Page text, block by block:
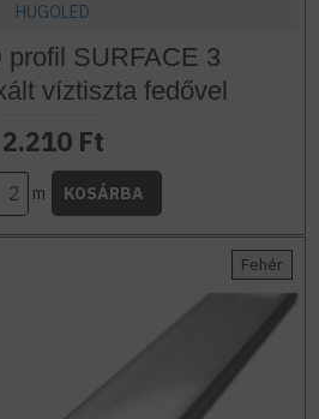
HUGOLED
SURFACE 3
víztiszta fedővel
2.210 Ft
m KOSÁRBA
Fehér